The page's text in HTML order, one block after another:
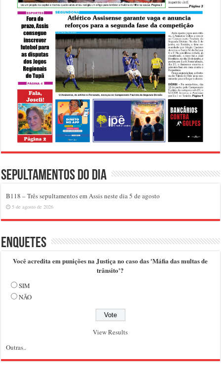
Sepultamentos do dia
B118 – Três sepultamentos em Assis neste dia 5 de agosto
5 de agosto de 2026
Enquetes
Você acredita em punições na Justiça no caso das 'Máfia das multas de
trânsito'?
SIM
NÃO
View Results
Outras..